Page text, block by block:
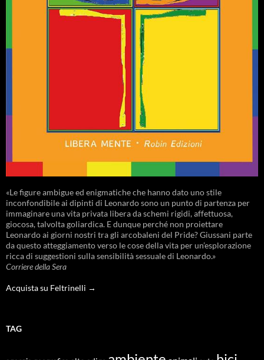
«Le figure ambigue ed enigmatiche che hanno dato uno stile
inconfondibile ai dipinti di Leonardo sono un punto di partenza per
immaginare una vita privata libera da schemi rigidi, affettuosa,
giocosa, talvolta goliardica. E dunque perché non proiettare
Leonardo ai giorni nostri tra gli arcobaleni del Pride? Giussani parte
da questo atteggiamento verso le cose della vita per un’esplorazione
ricca di suggestioni sulla sensibilità sessuale di Leonardo.»
Corriere della Sera
Acquista su Feltrinelli →
TAG